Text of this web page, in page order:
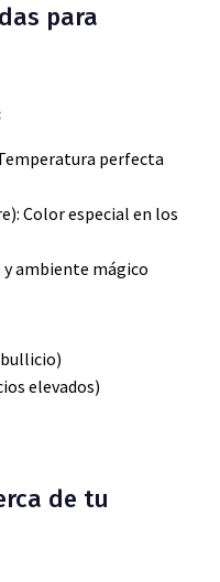
para
perfecta
Color especial en los
y ambiente mágico
elevados)
de tu